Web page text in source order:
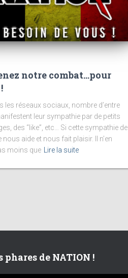
notre combat…pour
les réseaux sociaux, nombre d’entre
leur sympathie par de petits
des “like”, etc… Si cette sympathie de
nous aide et nous fait plaisir. Il n’en
moins que
Lire la suite
phares de NATION !